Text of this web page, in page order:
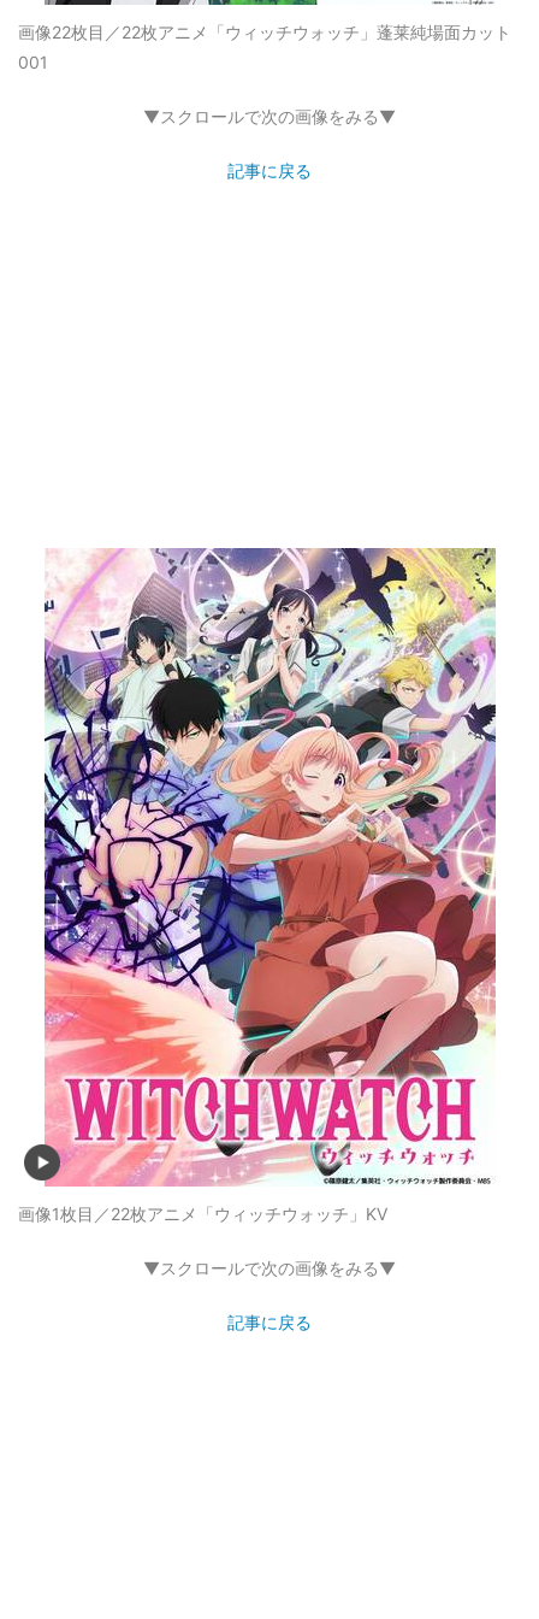
画像22枚目／22枚アニメ「ウィッチウォッチ」蓬莱純場面カット
001
▼スクロールで次の画像をみる▼
記事に戻る
画像1枚目／22枚アニメ「ウィッチウォッチ」KV
▼スクロールで次の画像をみる▼
記事に戻る